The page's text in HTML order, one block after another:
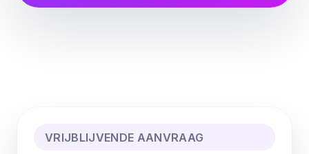
VRIJBLIJVENDE AANVRAAG